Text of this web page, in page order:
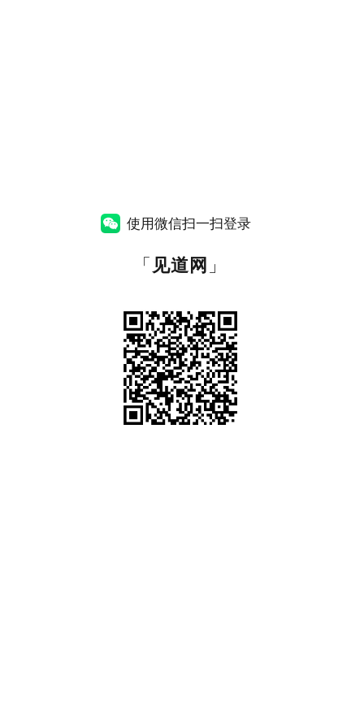
使用微信扫一扫登录
「 见道网 」